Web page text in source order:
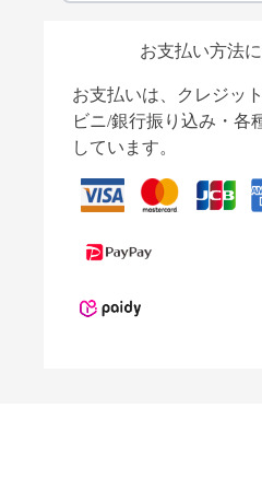
お支払い方法
お支払いは、クレジッ
ビニ/銀行振り込み・各
しています。